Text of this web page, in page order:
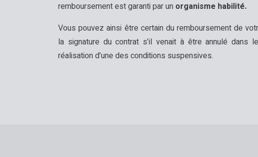
remboursement est garanti par un organisme habilité.
Vous pouvez ainsi être certain du remboursement de
la signature du contrat s’il venait à être annulé dans
réalisation d’une des conditions suspensives.